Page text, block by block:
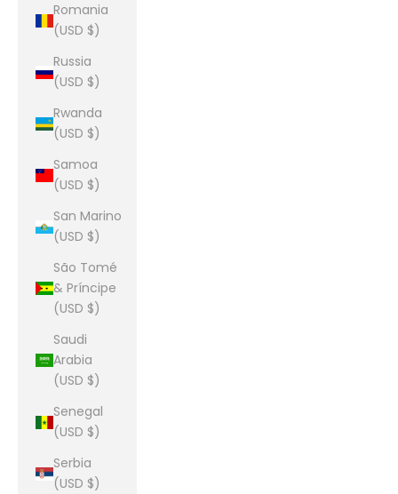
Romania
(USD $)
Russia
(USD $)
Rwanda
(USD $)
Samoa
(USD $)
San Marino
(USD $)
São Tomé
& Príncipe
(USD $)
Saudi
Arabia
(USD $)
Senegal
(USD $)
Serbia
(USD $)